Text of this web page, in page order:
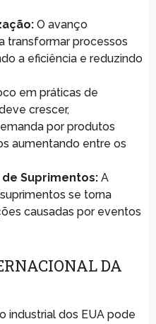
O avanço
transformar processos
a eficiência e reduzindo
em práticas de
crescer,
por produtos
aumentando entre os
Suprimentos:A
se torna
causadas por eventos
DA
industrial dos EUA pode